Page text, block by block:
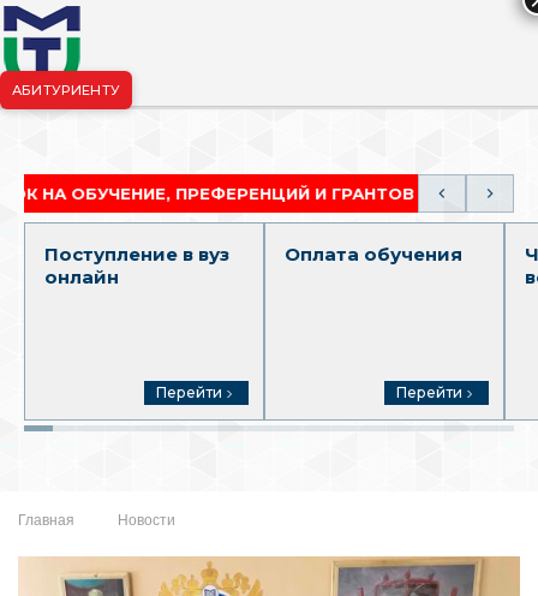
АБИТУРИЕНТУ
ПРЕФЕРЕНЦИЙ И ГРАНТОВ
Поступление в вуз
онлайн
Перейти
Оплата обучения
Перейти
Главная Новости